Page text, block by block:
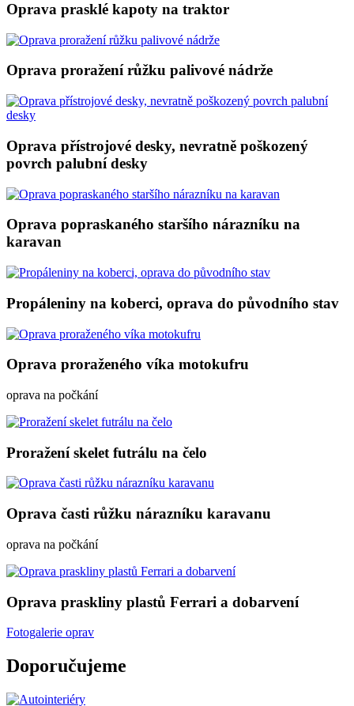
Oprava prasklé kapoty na traktor
Oprava proražení růžku palivové nádrže
Oprava přístrojové desky, nevratně poškozený
povrch palubní desky
Oprava popraskaného staršího nárazníku na
karavan
Propáleniny na koberci, oprava do původního stav
Oprava proraženého víka motokufru
oprava na počkání
Proražení skelet futrálu na čelo
Oprava časti růžku nárazníku karavanu
oprava na počkání
Oprava praskliny plastů Ferrari a dobarvení
Fotogalerie oprav
Doporučujeme